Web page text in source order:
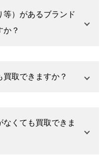
）があるブランド
か？
買取できますか？
くても買取できま